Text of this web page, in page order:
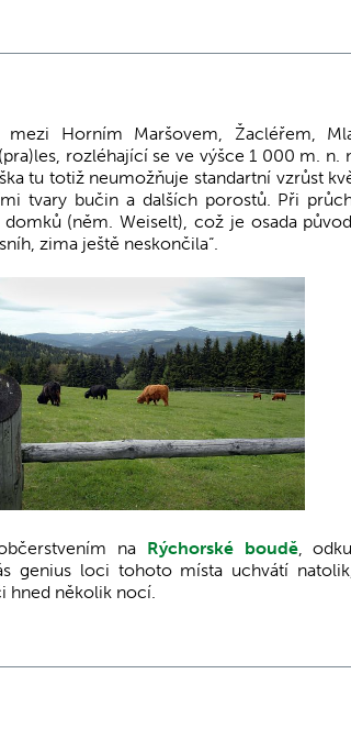
Horním Maršovem, Žacléřem,
rozléhající se ve výšce 1 000 m. n.
tu totiž neumožňuje standartní vzrůst
tvary bučin a dalších porostů. Při
(něm. Weiselt), což je osada
zima ještě neskončila“.
na Rýchorské boudě,
genius loci tohoto místa uchvátí
hned několik nocí.